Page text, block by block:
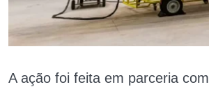
A ação foi feita em parceria